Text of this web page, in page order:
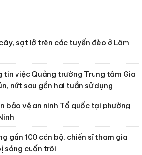
sạt lở trên các tuyến đèo ở Lâm
tin việc Quảng trường Trung tâm Gia
nứt sau gần hai tuần sử dụng
bảo vệ an ninh Tổ quốc tại phường
gần 100 cán bộ, chiến sĩ tham gia
sóng cuốn trôi